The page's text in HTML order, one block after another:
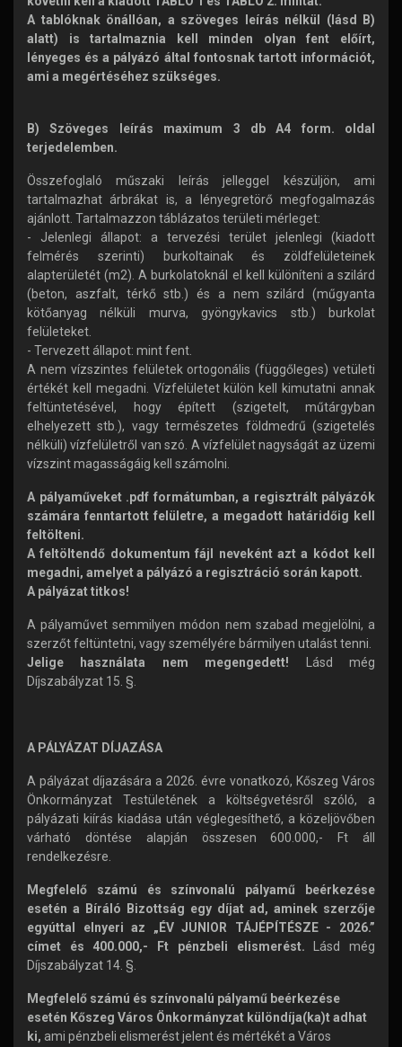
A tablóknak önállóan, a szöveges leírás nélkül (lásd B)
alatt) is tartalmaznia kell minden olyan fent előírt,
lényeges és a pályázó által fontosnak tartott információt,
ami a megértéséhez szükséges.
B) Szöveges leírás maximum 3 db A4 form. oldal
terjedelemben.
Összefoglaló műszaki leírás jelleggel készüljön, ami
tartalmazhat árbrákat is, a lényegretörő megfogalmazás
ajánlott. Tartalmazzon táblázatos területi mérleget:
- Jelenlegi állapot: a tervezési terület jelenlegi (kiadott
felmérés szerinti) burkoltainak és zöldfelületeinek
alapterületét (m2). A burkolatoknál el kell különíteni a szilárd
(beton, aszfalt, térkő stb.) és a nem szilárd (műgyanta
kötőanyag nélküli murva, gyöngykavics stb.) burkolat
felületeket.
- Tervezett állapot: mint fent.
A nem vízszintes felületek ortogonális (függőleges) vetületi
értékét kell megadni. Vízfelületet külön kell kimutatni annak
feltüntetésével, hogy épített (szigetelt, műtárgyban
elhelyezett stb.), vagy természetes földmedrű (szigetelés
nélküli) vízfelületről van szó. A vízfelület nagyságát az üzemi
vízszint magasságáig kell számolni.
A pályaműveket .pdf formátumban, a regisztrált pályázók
számára fenntartott felületre, a megadott határidőig kell
feltölteni.
A feltöltendő dokumentum fájl neveként azt a kódot kell
megadni, amelyet a pályázó a regisztráció során kapott.
A pályázat titkos!
A pályaművet semmilyen módon nem szabad megjelölni, a
szerzőt feltüntetni, vagy személyére bármilyen utalást tenni.
Jelige használata nem megengedett! Lásd még
Díjszabályzat 15. §.
A PÁLYÁZAT DÍJAZÁSA
A pályázat díjazására a 2026. évre vonatkozó, Kőszeg Város
Önkormányzat Testületének a költségvetésről szóló, a
pályázati kiírás kiadása után véglegesíthető, a közeljövőben
várható döntése alapján összesen 600.000,- Ft áll
rendelkezésre.
Megfelelő számú és színvonalú pályamű beérkezése
esetén a Bíráló Bizottság egy díjat ad, aminek szerzője
egyúttal elnyeri az „ÉV JUNIOR TÁJÉPÍTÉSZE - 2026.”
címet és 400.000,- Ft pénzbeli elismerést.
Lásd még
Díjszabályzat 14. §.
Megfelelő számú és színvonalú pályamű beérkezése
esetén Kőszeg Város Önkormányzat különdíja(ka)t adhat
ki, ami pénzbeli elismerést jelent és mértékét a Város